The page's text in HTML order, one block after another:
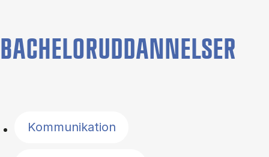
BACHELORUDDANNELSER
Kommunikation